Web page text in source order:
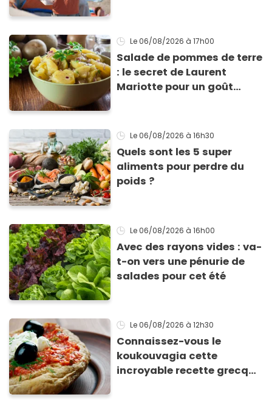
Le 06/08/2026 à 17h00
Salade de pommes de terre
: le secret de Laurent
Mariotte pour un goût
Le 06/08/2026 à 16h30
Quels sont les 5 super
aliments pour perdre du
poids ?
Le 06/08/2026 à 16h00
Avec des rayons vides : va-
t-on vers une pénurie de
salades pour cet été
Le 06/08/2026 à 12h30
Connaissez-vous le
koukouvagia cette
incroyable recette grecque